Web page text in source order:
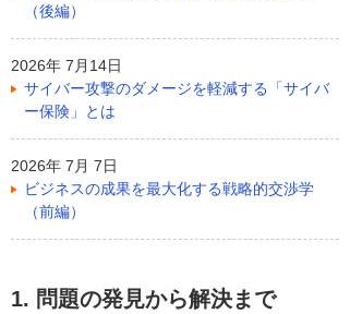
（後編）
2026年 7月14日
サイバー攻撃のダメージを軽減する「サイバ
ー保険」とは
2026年 7月 7日
ビジネスの成果を最大化する戦略的交渉学
（前編）
1. 問題の発見から解決まで